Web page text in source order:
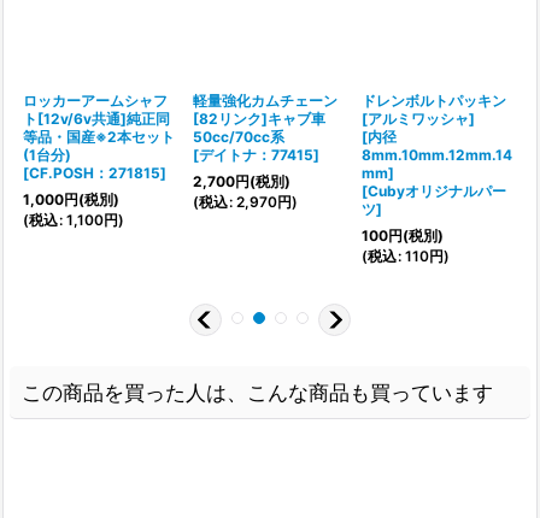
ロッカーアームシャフ
ト[12v/6v共通]純正同
等品・国産※2本セット
(1台分)
[CF.POSH：271815]
1,000円(税別)
(税込: 1,100円)
軽量強化カムチェーン
[82リンク]キャブ車
50cc/70cc系
[デイトナ：77415]
2,700円(税別)
(税込: 2,970円)
ドレンボルトパッキン
[アルミワッシャ]
[内径
8mm.10mm.12mm.14
mm]
[Cubyオリジナルパー
ツ]
100円(税別)
(税込: 110円)
この商品を買った人は、こんな商品も買っています